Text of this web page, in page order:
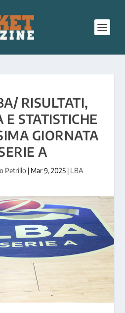
RISULTATI,
E STATISTICHE
GIORNATA
A
Petrillo | Mar 9, 2025 | LBA